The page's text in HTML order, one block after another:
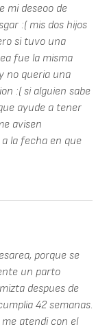
mi deseoo de
:( mis dos hijos
si tuvo una
fue la misma
no queria una
:( si alguien sabe
ayude a tener
avisen
la fecha en que
porque se
un parto
despues de
42 semanas.
atendi con el